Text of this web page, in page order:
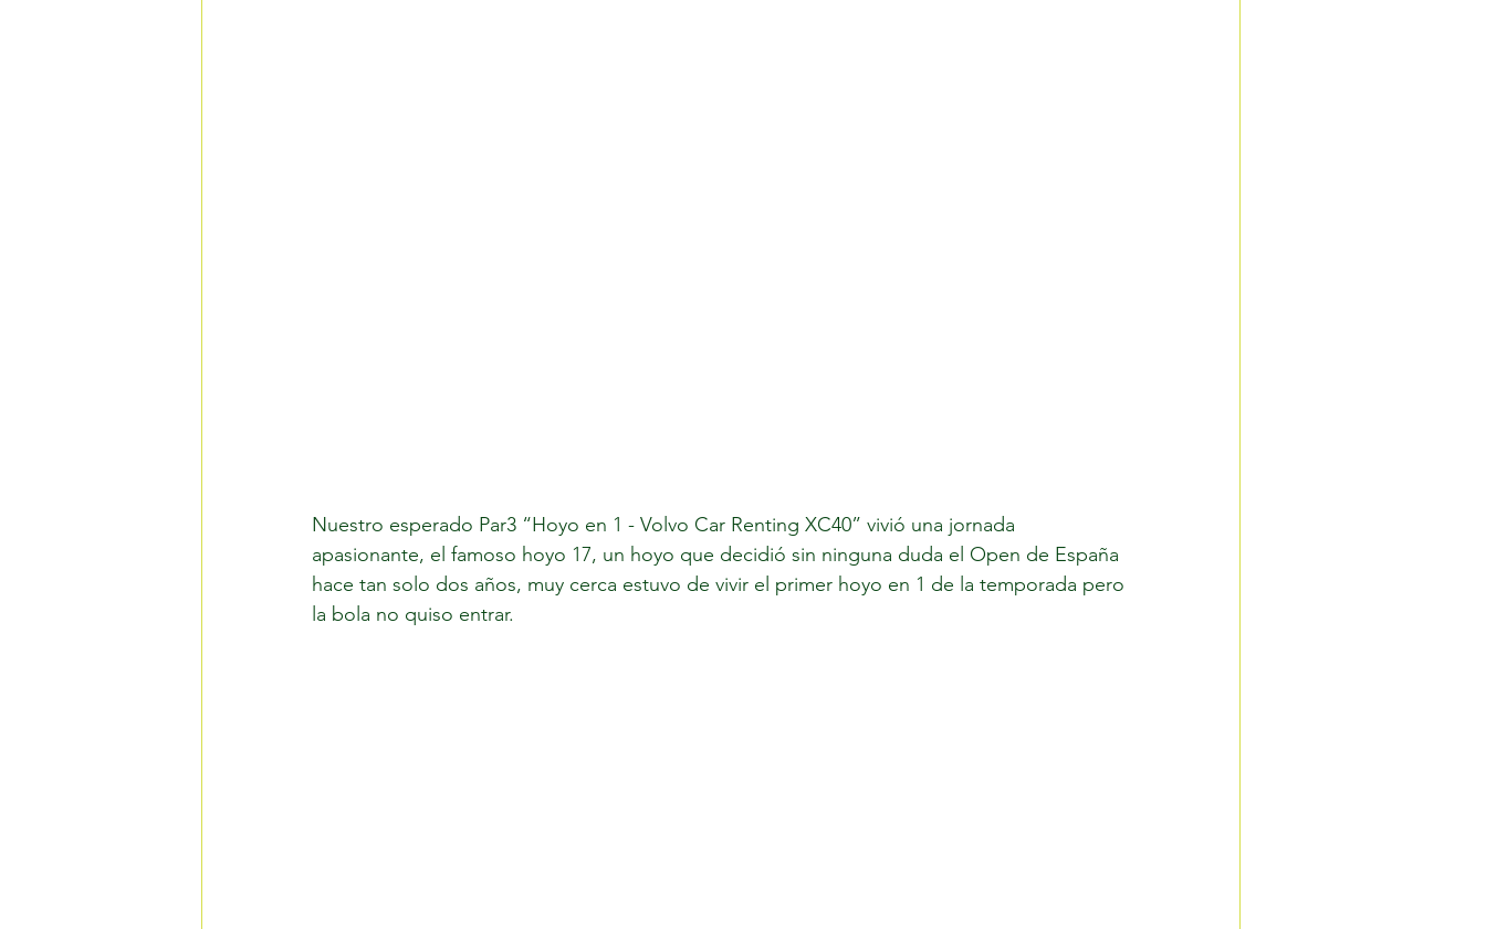
Nuestro esperado Par3 “Hoyo en 1 - Volvo Car Renting XC40” vivió una jornada
apasionante, el famoso hoyo 17, un hoyo que decidió sin ninguna duda el Open de España
hace tan solo dos años, muy cerca estuvo de vivir el primer hoyo en 1 de la temporada pero
la bola no quiso entrar.